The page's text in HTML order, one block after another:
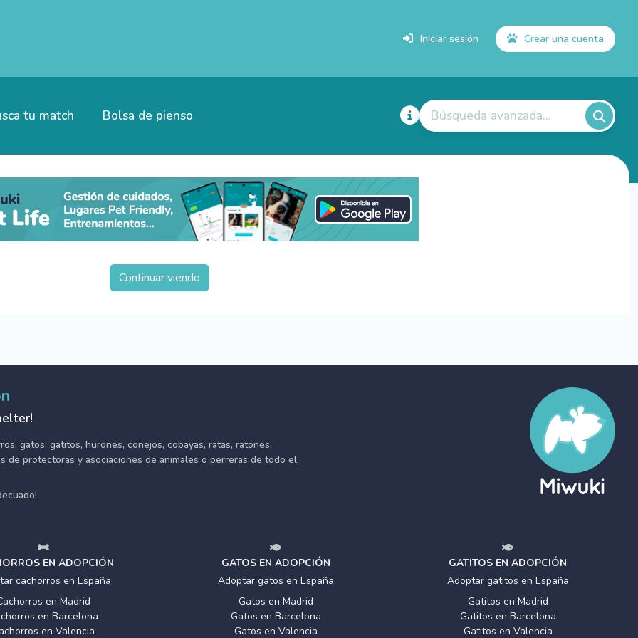
Iniciar sesión Crear una cuenta
tu match Bolsa de pienso Búsqueda avanzada...
Continuar viendo
gatos, gatitos, hurones, conejos, cobayas, ratas, ratones,
de protectoras y asociaciones de animales o perreras de todo el
EN ADOPCIÓN
cachorros en España
en Madrid
en Barcelona
en Valencia
GATOS EN ADOPCIÓN
Adoptar gatos en España
Gatos en Madrid
Gatos en Barcelona
Gatos en Valencia
GATITOS EN ADOPCIÓN
Adoptar gatitos en España
Gatitos en Madrid
Gatitos en Barcelona
Gatitos en Valencia